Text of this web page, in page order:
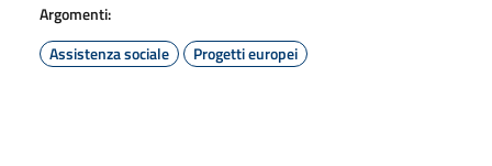
Argomenti:
Assistenza sociale
Progetti europei